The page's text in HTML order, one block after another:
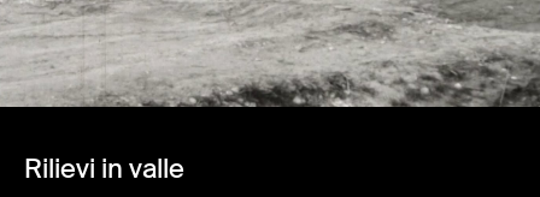
Rilievi in valle